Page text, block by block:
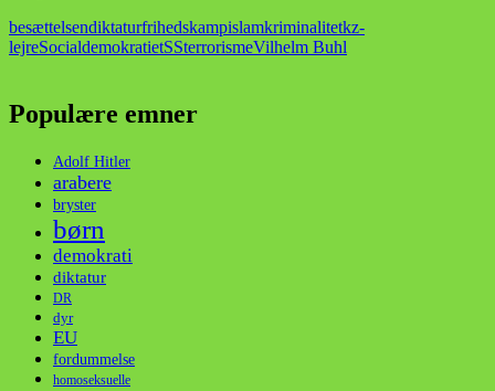
besættelsendiktaturfrihedskampislamkriminalitetkz-
lejreSocialdemokratietSSterrorismeVilhelm Buhl
Populære emner
Adolf Hitler
arabere
bryster
børn
demokrati
diktatur
DR
dyr
EU
fordummelse
homoseksuelle